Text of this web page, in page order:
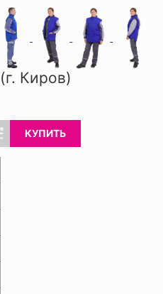
Киров)
КУПИТЬ